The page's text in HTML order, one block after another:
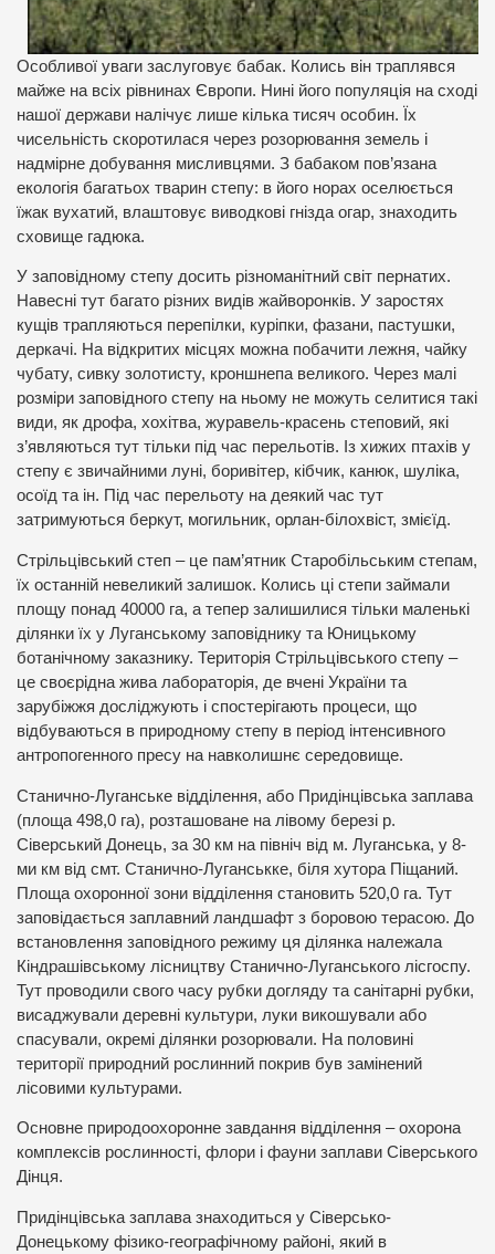
Особливої уваги заслуговує бабак. Колись він траплявся
майже на всіх рівнинах Європи. Нині його популяція на сході
нашої держави налічує лише кілька тисяч особин. Їх
чисельність скоротилася через розорювання земель і
надмірне добування мисливцями. З бабаком пов’язана
екологія багатьох тварин степу: в його норах оселюється
їжак вухатий, влаштовує виводкові гнізда огар, знаходить
сховище гадюка.
У заповідному степу досить різноманітний світ пернатих.
Навесні тут багато різних видів жайворонків. У заростях
кущів трапляються перепілки, куріпки, фазани, пастушки,
деркачі. На відкритих місцях можна побачити лежня, чайку
чубату, сивку золотисту, кроншнепа великого. Через малі
розміри заповідного степу на ньому не можуть селитися такі
види, як дрофа, хохітва, журавель-красень степовий, які
з’являються тут тільки під час перельотів. Із хижих птахів у
степу є звичайними луні, боривітер, кібчик, канюк, шуліка,
осоїд та ін. Під час перельоту на деякий час тут
затримуються беркут, могильник, орлан-білохвіст, змієїд.
Стрільцівський степ – це пам’ятник Старобільським степам,
їх останній невеликий залишок. Колись ці степи займали
площу понад 40000 га, а тепер залишилися тільки маленькі
ділянки їх у Луганському заповіднику та Юницькому
ботанічному заказнику. Територія Стрільцівського степу –
це своєрідна жива лабораторія, де вчені України та
зарубіжжя досліджують і спостерігають процеси, що
відбуваються в природному степу в період інтенсивного
антропогенного пресу на навколишнє середовище.
Станично-Луганське відділення, або Придінцівська заплава
(площа 498,0 га), розташоване на лівому березі р.
Сіверський Донець, за 30 км на північ від м. Луганська, у 8-
ми км від смт. Станично-Луганськке, біля хутора Піщаний.
Площа охоронної зони відділення становить 520,0 га. Тут
заповідається заплавний ландшафт з боровою терасою. До
встановлення заповідного режиму ця ділянка належала
Кіндрашівському лісництву Станично-Луганського лісгоспу.
Тут проводили свого часу рубки догляду та санітарні рубки,
висаджували деревні культури, луки викошували або
спасували, окремі ділянки розорювали. На половині
території природний рослинний покрив був замінений
лісовими культурами.
Основне природоохоронне завдання відділення – охорона
комплексів рослинності, флори і фауни заплави Сіверського
Дінця.
Придінцівська заплава знаходиться у Сіверсько-
Донецькому фізико-географічному районі, який в